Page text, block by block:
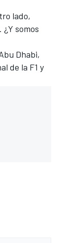
lado,
somos
Dhabi,
de la F1 y